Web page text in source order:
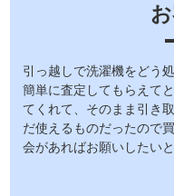
引っ越しで洗濯機をどう
簡単に査定してもらえて
てくれて、そのまま引き
だ使えるものだったので
会があればお願いしたいと